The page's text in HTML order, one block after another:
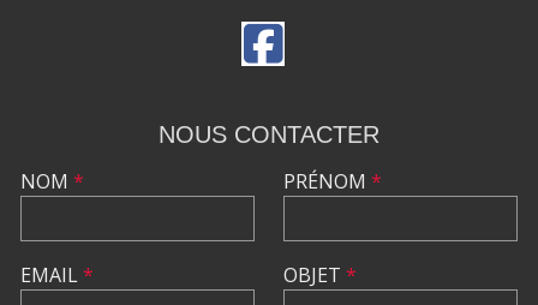
NOUS CONTACTER
NOM *
EMAIL*
PRÉNOM *
OBJET *